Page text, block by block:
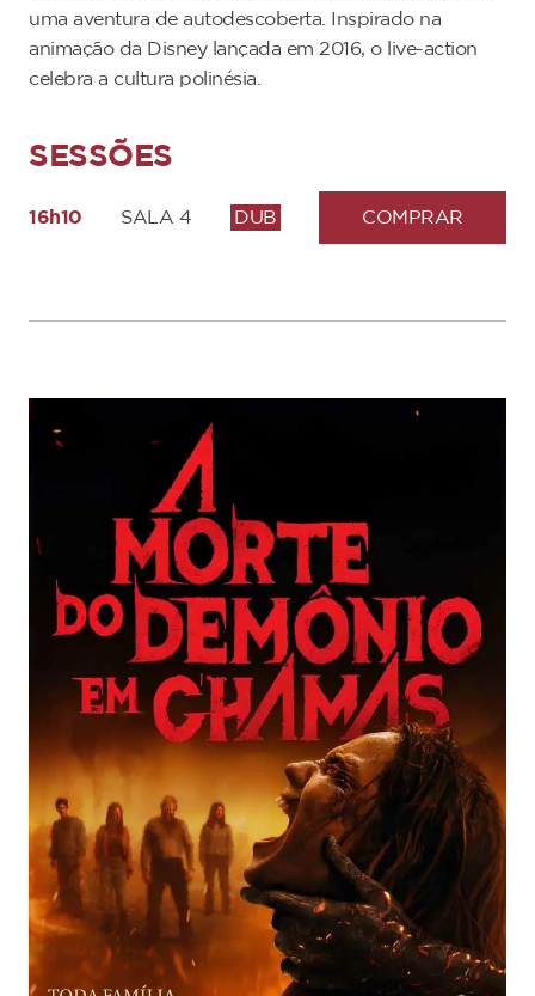
uma aventura de autodescoberta. Inspirado na
animação da Disney lançada em 2016, o live-action
celebra a cultura polinésia.
SESSÕES
16h10 SALA 4 DUB COMPRAR